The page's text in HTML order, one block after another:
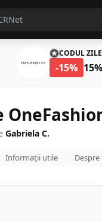
CODUL
-15%
Gabriela C.
Informații utile Despre